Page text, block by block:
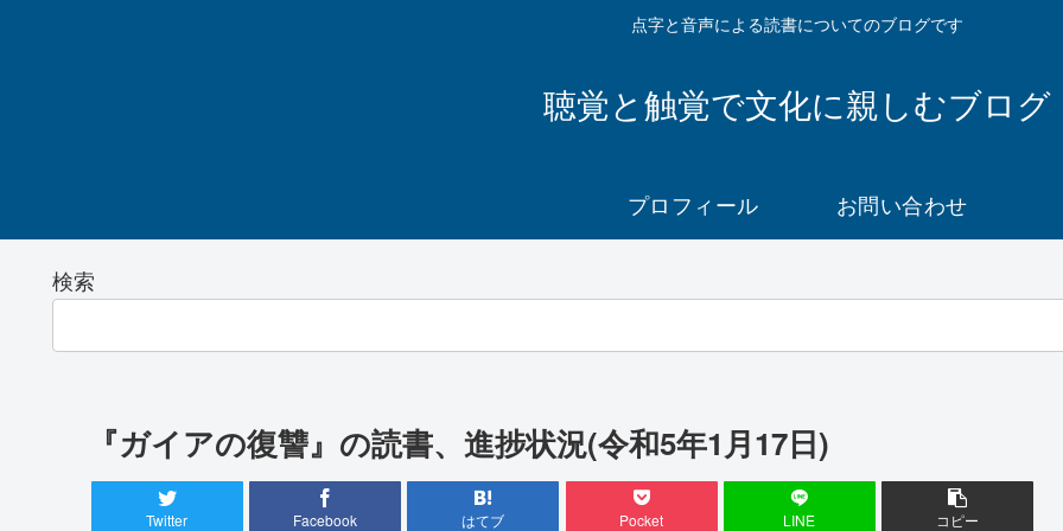
点字と音声による読書についてのブログです
聴覚と触覚で文化に親しむブログ
プロフィール お問い合わせ
検索
『ガイアの復讐』の読書、進捗状況(令和5年1月17日)
Twitter Facebook はてブ Pocket LINE コピー